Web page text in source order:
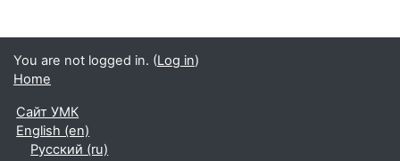
You are not logged in. (Log in)
Home
Сайт УМК
English ‎(en)‎
Русский ‎(ru)‎